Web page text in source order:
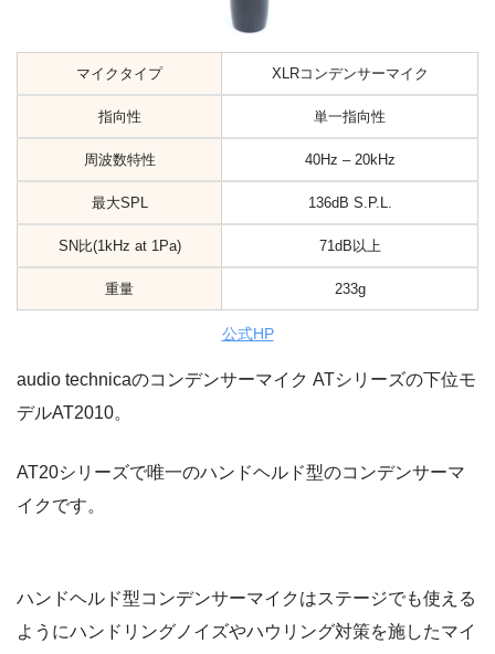
マイクタイプ XLRコンデンサーマイク
指向性 単一指向性
周波数特性 40Hz – 20kHz
最大SPL 136dB S.P.L.
SN比(1kHz at 1Pa) 71dB以上
重量 233g
公式HP
audio technicaのコンデンサーマイク ATシリーズの下位モ
デルAT2010。
AT20シリーズで唯一のハンドヘルド型のコンデンサーマ
イクです。
ハンドヘルド型コンデンサーマイクはステージでも使える
ようにハンドリングノイズやハウリング対策を施したマイ